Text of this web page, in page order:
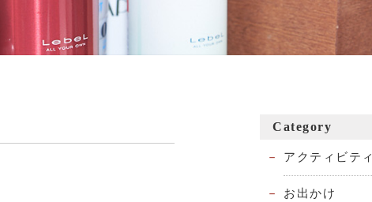
Category
アクティビティ
お出かけ